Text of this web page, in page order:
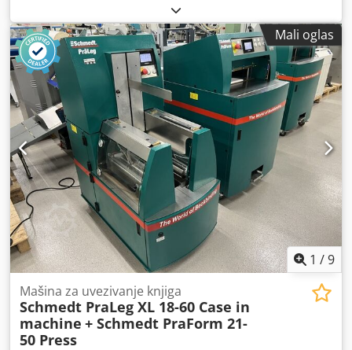
Mali oglas
1 /9
Mašina za uvezivanje knjiga
Schmedt PraLeg XL 18-60 Case in
machine + Schmedt PraForm 21-
50 Press